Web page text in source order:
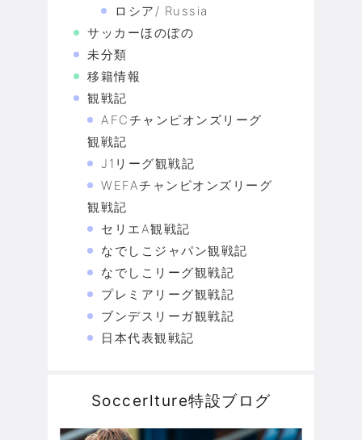
ロシア/ Russia
サッカーほのぼの
未分類
移籍情報
観戦記
AFCチャンピオンズリーグ
観戦記
J1リーグ観戦記
WEFAチャンピオンズリーグ
観戦記
セリエA観戦記
なでしこジャパン観戦記
なでしこリーグ観戦記
プレミアリーグ観戦記
ブンデスリーガ観戦記
日本代表観戦記
Soccerlture特設ブログ